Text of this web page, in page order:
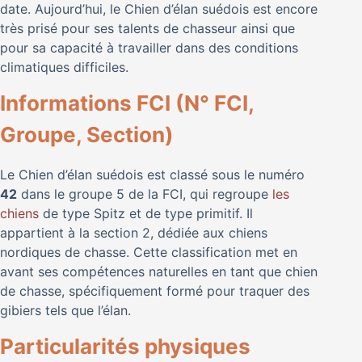
date. Aujourd’hui, le Chien d’élan suédois est encore
très prisé pour ses talents de chasseur ainsi que
pour sa capacité à travailler dans des conditions
climatiques difficiles.
Informations FCI (N° FCI,
Groupe, Section)
Le Chien d’élan suédois est classé sous le numéro
42 dans le groupe 5 de la FCI, qui regroupe les
chiens de type Spitz et de type primitif. Il
appartient à la section 2, dédiée aux chiens
nordiques de chasse. Cette classification met en
avant ses compétences naturelles en tant que chien
de chasse, spécifiquement formé pour traquer des
gibiers tels que l’élan.
Particularités physiques